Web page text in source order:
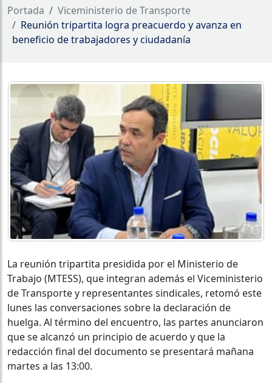
Portada
Viceministerio de Transporte
Reunión tripartita logra preacuerdo y avanza en
beneficio de trabajadores y ciudadanía
La reunión tripartita presidida por el Ministerio de
Trabajo (MTESS), que integran además el Viceministerio
de Transporte y representantes sindicales, retomó este
lunes las conversaciones sobre la declaración de
huelga. Al término del encuentro, las partes anunciaron
que se alcanzó un principio de acuerdo y que la
redacción final del documento se presentará mañana
martes a las 13:00.